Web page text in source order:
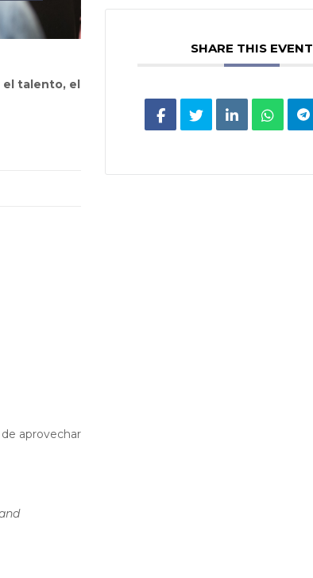
el talento, el
aprovechar
SHARE THIS EVENT